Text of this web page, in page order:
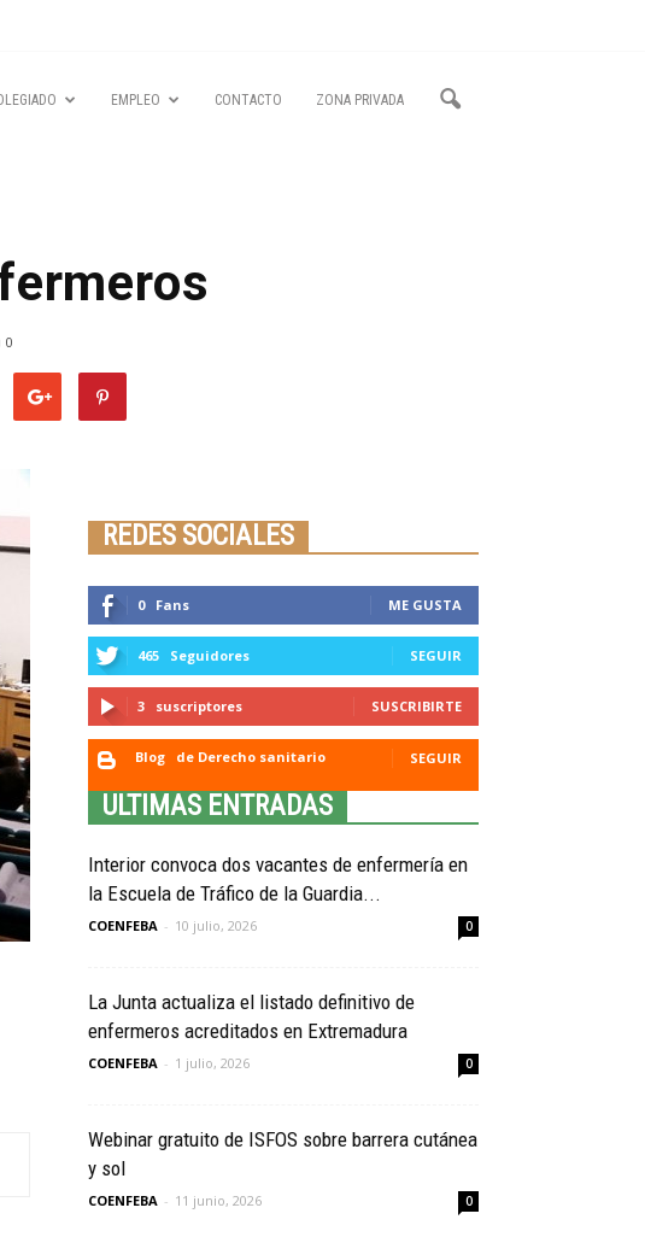
EMPLEO CONTACTO ZONA PRIVADA
0
REDES SOCIALES
0 Fans ME GUSTA
465 Seguidores SEGUIR
3 suscriptores SUSCRIBIRTE
Blog de Derecho sanitario SEGUIR
ULTIMAS ENTRADAS
Interior convoca dos vacantes de enfermería en
la Escuela de Tráfico de la Guardia...
COENFEBA - 10 julio, 2026 0
La Junta actualiza el listado definitivo de
enfermeros acreditados en Extremadura
COENFEBA - 1 julio, 2026 0
Webinar gratuito de ISFOS sobre barrera cutánea
y sol
COENFEBA - 11 junio, 2026 0